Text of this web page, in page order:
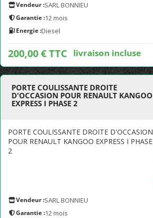
Vendeur :SARL BONNIEU
Garantie :12 mois
Energie :Diesel
200,00 € TTC livraison incluse
PORTE COULISSANTE DROITE
D'OCCASION POUR RENAULT KANGOO
EXPRESS I PHASE 2
PORTE COULISSANTE DROITE D'OCCASION
POUR RENAULT KANGOO EXPRESS I PHASE
2
Vendeur :SARL BONNIEU
Garantie :12 mois